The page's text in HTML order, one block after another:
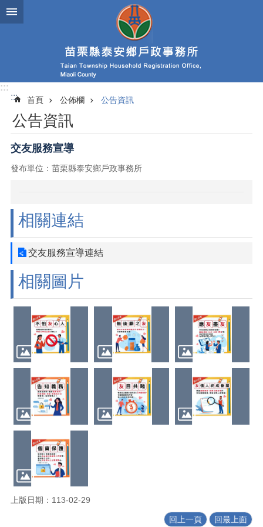
跳到主要內容區塊
:::
:::
首頁 公佈欄 公告資訊
公告資訊
交友服務宣導
發布單位：苗栗縣泰安鄉戶政事務所
相關連結
交友服務宣導連結
相關圖片
上版日期：113-02-29
回上一頁 回最上面